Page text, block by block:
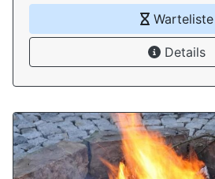
Warteliste
Details